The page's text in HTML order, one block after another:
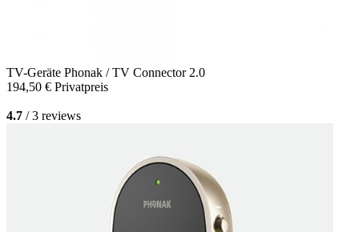
TV-Geräte Phonak / TV Connector 2.0
194,50 € Privatpreis
4.7 / 3 reviews